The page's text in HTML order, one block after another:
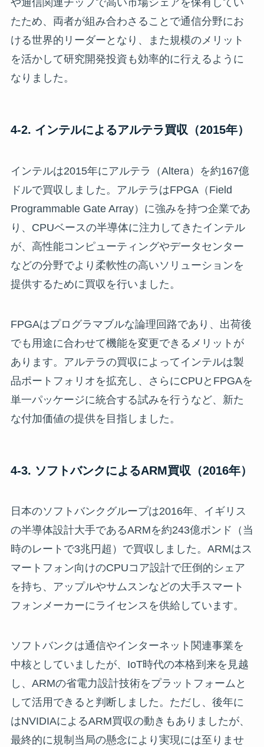
や通信関連チップで高い市場シェアを保有してい
たため、両者が組み合わさることで通信分野にお
ける世界的リーダーとなり、また規模のメリット
を活かして研究開発投資も効率的に行えるように
なりました。
4-2. インテルによるアルテラ買収（2015年）
インテルは2015年にアルテラ（Altera）を約167億
ドルで買収しました。アルテラはFPGA（Field
Programmable Gate Array）に強みを持つ企業であ
り、CPUベースの半導体に注力してきたインテル
が、高性能コンピューティングやデータセンター
などの分野でより柔軟性の高いソリューションを
提供するために買収を行いました。
FPGAはプログラマブルな論理回路であり、出荷後
でも用途に合わせて機能を変更できるメリットが
あります。アルテラの買収によってインテルは製
品ポートフォリオを拡充し、さらにCPUとFPGAを
単一パッケージに統合する試みを行うなど、新た
な付加価値の提供を目指しました。
4-3. ソフトバンクによるARM買収（2016年）
日本のソフトバンクグループは2016年、イギリス
の半導体設計大手であるARMを約243億ポンド（当
時のレートで3兆円超）で買収しました。ARMはス
マートフォン向けのCPUコア設計で圧倒的シェア
を持ち、アップルやサムスンなどの大手スマート
フォンメーカーにライセンスを供給しています。
ソフトバンクは通信やインターネット関連事業を
中核としていましたが、IoT時代の本格到来を見越
し、ARMの省電力設計技術をプラットフォームと
して活用できると判断しました。ただし、後年に
はNVIDIAによるARM買収の動きもありましたが、
最終的に規制当局の懸念により実現には至りませ